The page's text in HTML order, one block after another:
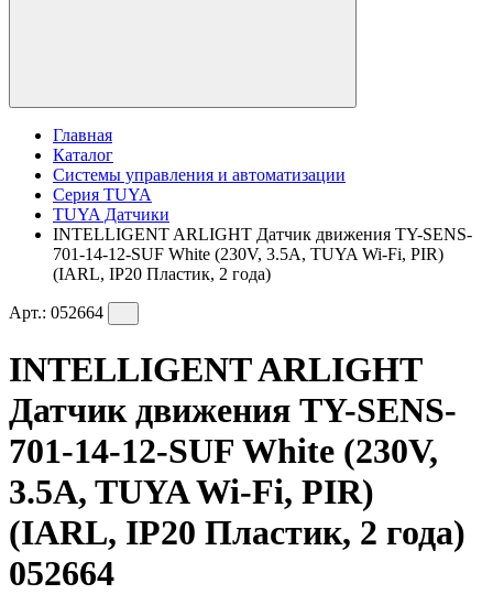
Главная
Каталог
Системы управления и автоматизации
Серия TUYA
TUYA Датчики
INTELLIGENT ARLIGHT Датчик движения TY-SENS-
701-14-12-SUF White (230V, 3.5A, TUYA Wi-Fi, PIR)
(IARL, IP20 Пластик, 2 года)
Арт.: 052664
INTELLIGENT ARLIGHT
Датчик движения TY-SENS-
701-14-12-SUF White (230V,
3.5A, TUYA Wi-Fi, PIR)
(IARL, IP20 Пластик, 2 года)
052664